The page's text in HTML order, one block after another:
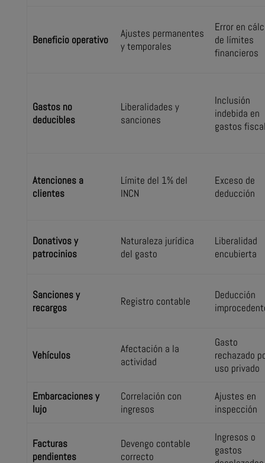
Beneficio operativo
Ajustes permanentes
y temporales
Error en
de límites
financieros
Gastos no
deducibles
Liberalidades y
sanciones
Inclusión
indebida en
gastos
Atenciones a
clientes
Límite del 1% del
INCN
Exceso de
deducción
Donativos y
patrocinios
Naturaleza jurídica
del gasto
Liberalidad
encubierta
Sanciones y
recargos
Registro contable
Deducción
Vehículos
Afectación a la
actividad
Gasto
rechazado
uso privado
Embarcaciones y
lujo
Correlación con
ingresos
Ajustes en
inspección
Facturas
pendientes
Devengo contable
correcto
Ingresos o
gastos